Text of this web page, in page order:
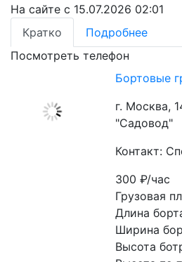
На сайте с 15.07.2026 02:01
Кратко
Подробнее
Посмотреть телефон
Бортовые
г. Москва,
"Садовод"
Контакт:
300₽/час
Грузовая
Длина
Ширина
Высота